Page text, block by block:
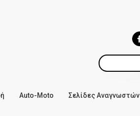
Αναζήτηση
Auto-Moto Σελίδες Αναγνωστών